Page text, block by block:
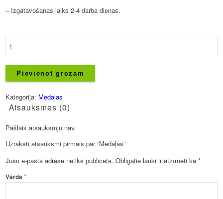
– Izgatavošanas laiks 2-4 darba dienas.
Pievienot grozam
Kategorija: Medaļas
Atsauksmes (0)
Pašlaik atsauksmju nav.
Uzraksti atsauksmi pirmais par “Medaļas”
Jūsu e-pasta adrese netiks publicēta. Obligātie lauki ir atzīmēti kā*
Vārds*